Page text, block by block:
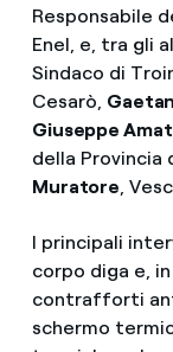
Responsabile
Enel, e, tra gli
Sindaco di
Cesarò,
Giuseppe
della Provincia
Muratore,
I principali
corpo diga e,
contrafforti
schermo